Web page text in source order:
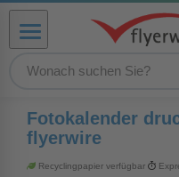
Zum Inhalt springen
Menü
Fotokalender
flyerwire
Recyclingpapier verfügbar